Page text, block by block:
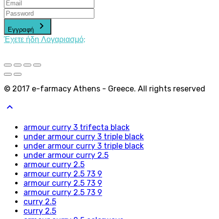
Εγγραφή keyboard_arrow_right
Έχετε ήδη Λογαριασμό;
© 2017 e-farmacy Athens - Greece. All rights reserved
keyboard_arrow_up
armour curry 3 trifecta black
under armour curry 3 triple black
under armour curry 3 triple black
under armour curry 2.5
armour curry 2.5
armour curry 2.5 73 9
armour curry 2.5 73 9
armour curry 2.5 73 9
curry 2.5
curry 2.5